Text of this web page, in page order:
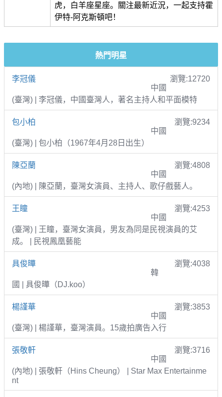
虎，白羊座星座。關注最新近況，一起支持霍
伊特-阿克斯頓吧！
熱門明星
李冠儀
瀏覽:12720
中國
(臺灣) | 李冠儀，中國臺灣人，著名主持人和平面模特
包小柏
瀏覽:9234
中國
(臺灣) | 包小柏（1967年4月28日出生）
陳亞蘭
瀏覽:4808
中國
(內地) | 陳亞蘭，臺灣女演員、主持人、歌仔戲藝人。
王瞳
瀏覽:4253
中國
(臺灣) | 王瞳，臺灣女演員，男友為同是民視演員的艾
成。 | 民視鳳凰藝能
具俊曄
瀏覽:4038
韓
國 | 具俊曄（DJ.koo）
楊謹華
瀏覽:3853
中國
(臺灣) | 楊謹華，臺灣演員。15歲拍廣告入行
張敬軒
瀏覽:3716
中國
(內地) | 張敬軒（Hins Cheung） | Star Max Entertainme
nt